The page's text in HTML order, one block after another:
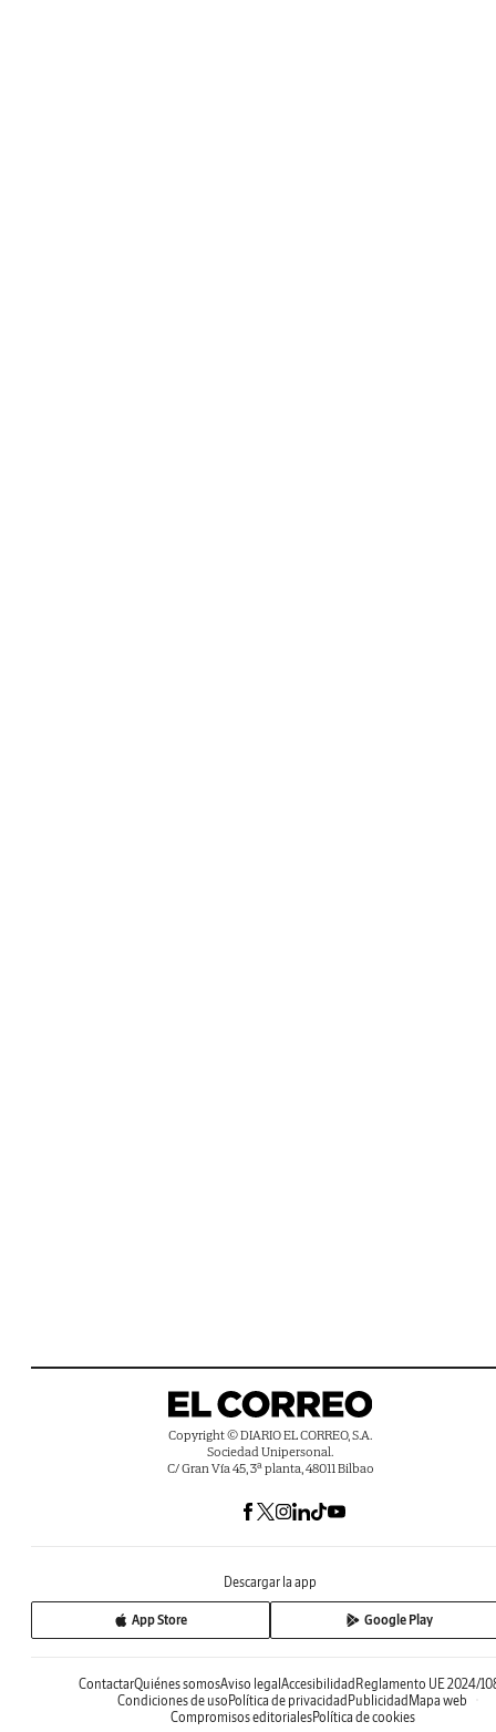
Copyright © DIARIO EL CORREO, S.A.
Sociedad Unipersonal.
C/ Gran Vía 45, 3ª planta, 48011 Bilbao
Descargar la app
App Store Google Play
ContactarQuiénes somosAviso legal Accesibilidad Reglamento UE 2024/
Condiciones de uso Política de privacidad Publicidad Mapa web
Compromisos editorialesPolítica de cookies